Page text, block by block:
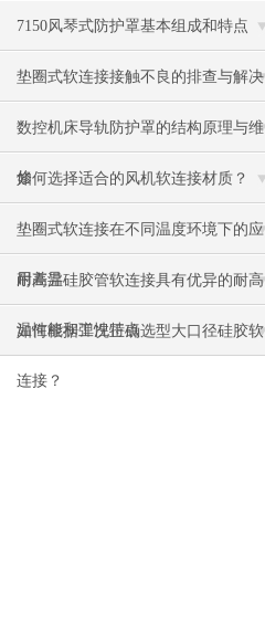
7150风琴式防护罩基本组成和特点
垫圈式软连接接触不良的排查与解决
数控机床导轨防护罩的结构原理与维
修
如何选择适合的风机软连接材质？
垫圈式软连接在不同温度环境下的应
用差异
耐高温硅胶管软连接具有优异的耐高
温性能和弹性特点
如何根据工况正确选型大口径硅胶软
连接？